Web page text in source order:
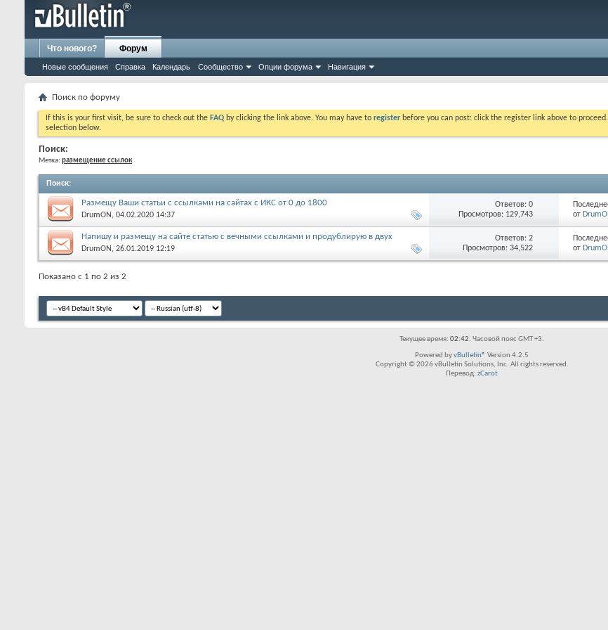
Что нового? Форум
Новые сообщения Справка Календарь Сообщество Опции форума Навигация
Поиск по форуму
If this is your first visit, be sure to check out the FAQ by clicking the link above. You may have to register before you can post: click the register link above to
selection below.
Поиск:
Метка: размещение ссылок
Поиск:
Размещу Ваши статьи с ссылками на сайтах с ИКС от 0 до 1800
DrumON , 04.02.2020 14:37
Ответов: 0
Просмотров: 129,743
от
Напишу и размещу на сайте статью с вечными ссылками и продублирую в двух
соц.группах
DrumON , 26.01.2019 12:19
Ответов: 2
Просмотров: 34,522
от
Показано с 1 по 2 из 2
Текущее время: 02:42. Часовой пояс GMT +3.
Powered byvBulletin® Version 4.2.5
Copyright © 2026 vBulletin Solutions, Inc. All rights reserved.
Перевод: zCarot